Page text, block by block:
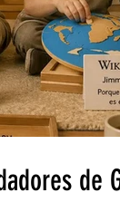
de